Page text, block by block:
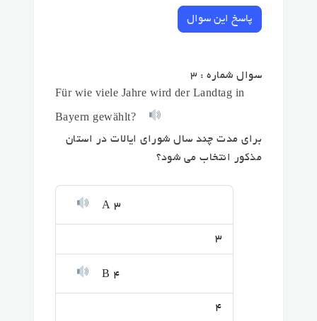
پاسخ این سوال
سوال شماره : 3
Für wie viele Jahre wird der Landtag in
Bayern gewählt?
برای مدت چند سال شورای ایالات در استان
مذکور انتخاب می شود؟
A 3
3
B 4
4